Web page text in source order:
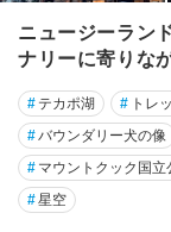
ニュージーラン
ナリーに寄りな
# テカポ湖 # トレ
#バウンダリー犬の像
# マウントクック国立
#星空